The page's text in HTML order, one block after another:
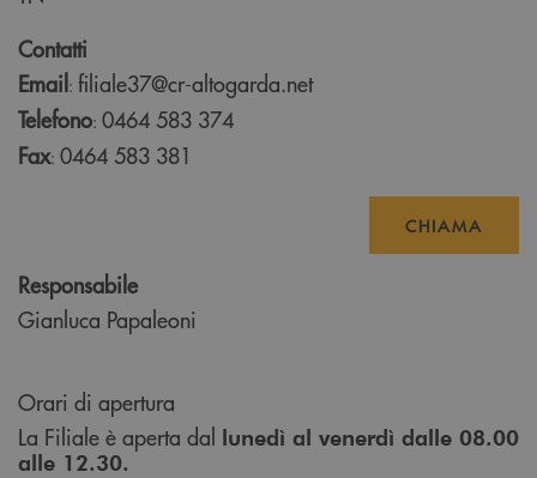
Contatti
Email : filiale37@cr-altogarda.net
Telefono: 0464 583 374
Fax: 0464 583 381
CHIAMA
Responsabile
Gianluca Papaleoni
Orari di apertura
La Filiale è aperta dal lunedì al venerdì dalle 08.00
alle 12.30.